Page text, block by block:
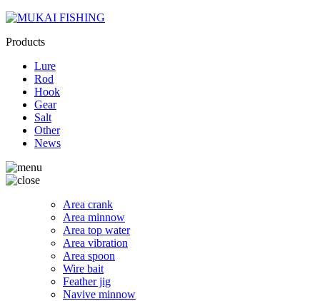
Products
Lure
Rod
Hook
Gear
Salt
Other
News
Area crank
Area minnow
Area top water
Area vibration
Area spoon
Wire bait
Feather jig
Navive minnow